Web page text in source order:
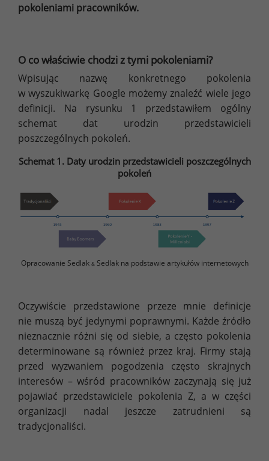
pokoleniami pracowników.
O co właściwie chodzi z tymi pokoleniami?
Wpisując nazwę konkretnego pokolenia
w wyszukiwarkę Google możemy znaleźć wiele jego
definicji. Na rysunku 1 przedstawiłem ogólny
schemat dat urodzin przedstawicieli
poszczególnych pokoleń.
Schemat 1. Daty urodzin przedstawicieli poszczególnych
pokoleń
Opracowanie Sedlak &Sedlak na podstawie artykułów internetowych
Oczywiście przedstawione przeze mnie definicje
nie muszą być jedynymi poprawnymi. Każde źródło
nieznacznie różni się od siebie, a często pokolenia
determinowane są również przez kraj. Firmy stają
przed wyzwaniem pogodzenia często skrajnych
interesów – wśród pracowników zaczynają się już
pojawiać przedstawiciele pokolenia Z, a w części
organizacji nadal jeszcze zatrudnieni są
tradycjonaliści.